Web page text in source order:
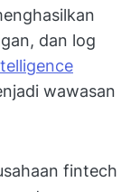
dan log
wawasan
fintech